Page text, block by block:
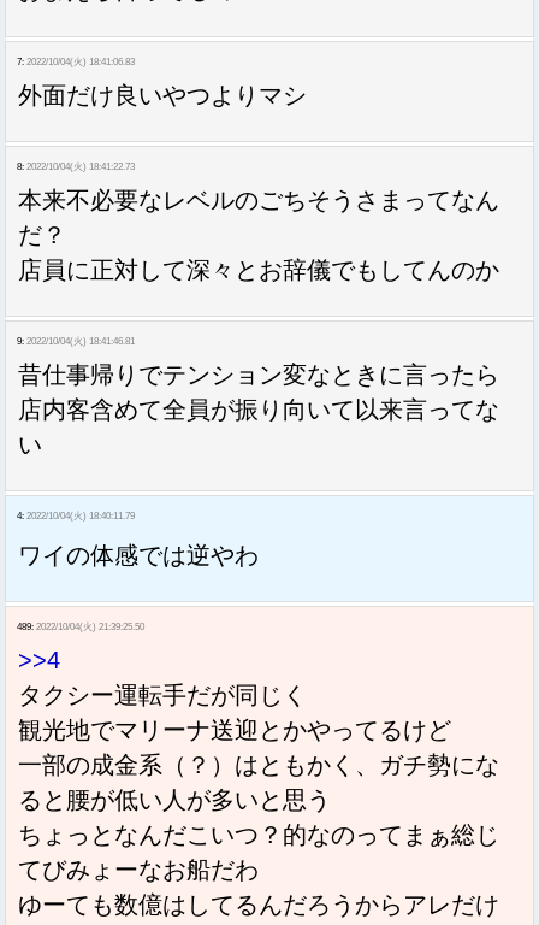
7: 2022/10/04(火) 18:41:06.83
外面だけ良いやつよりマシ
8: 2022/10/04(火) 18:41:22.73
本来不必要なレベルのごちそうさまってなん
だ？
店員に正対して深々とお辞儀でもしてんのか
9: 2022/10/04(火) 18:41:46.81
昔仕事帰りでテンション変なときに言ったら
店内客含めて全員が振り向いて以来言ってな
い
4: 2022/10/04(火) 18:40:11.79
ワイの体感では逆やわ
489: 2022/10/04(火) 21:39:25.50
>>4
タクシー運転手だが同じく
観光地でマリーナ送迎とかやってるけど
一部の成金系（？）はともかく、ガチ勢にな
ると腰が低い人が多いと思う
ちょっとなんだこいつ？的なのってまぁ総じ
てびみょーなお船だわ
ゆーても数億はしてるんだろうからアレだけ